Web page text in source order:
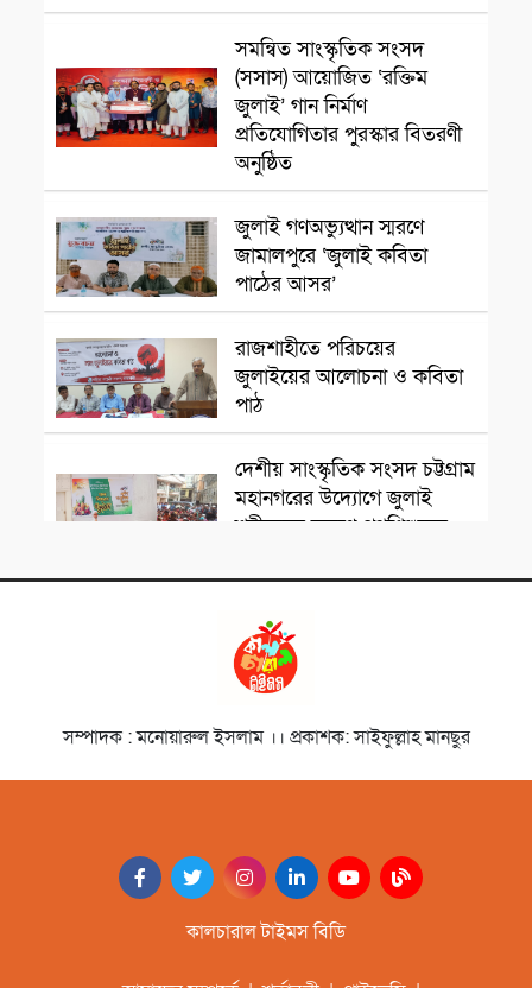
সমন্বিত সাংস্কৃতিক সংসদ
(সসাস) আয়োজিত ‘রক্তিম
জুলাই’ গান নির্মাণ
প্রতিযোগিতার পুরস্কার বিতরণী
অনুষ্ঠিত
জুলাই গণঅভ্যুত্থান স্মরণে
জামালপুরে ‘জুলাই কবিতা
পাঠের আসর’
রাজশাহীতে পরিচয়ের
জুলাইয়ের আলোচনা ও কবিতা
পাঠ
দেশীয় সাংস্কৃতিক সংসদ চট্টগ্রাম
মহানগরের উদ্যোগে জুলাই
শহীদদের স্মরণে পথশিশুদের
নাট্যকার ডা. আবু হেনা আবিদ
জাফর স্মরণে আলোচনা সভা ও
দোয়া মাহফিল
‘বিদ্রোহের স্বরলিপি’নজরুল
জয়ন্তী উৎসব অনুষ্ঠিত
বাংলার মৃত্তিকার কবি আল
মুজাহিদী স্মরণসভা অনুষ্ঠিত
সম্পাদক : মনোয়ারুল ইসলাম ।। প্রকাশক: সাইফুল্লাহ মানছুর
কালচারাল টাইমস বিডি